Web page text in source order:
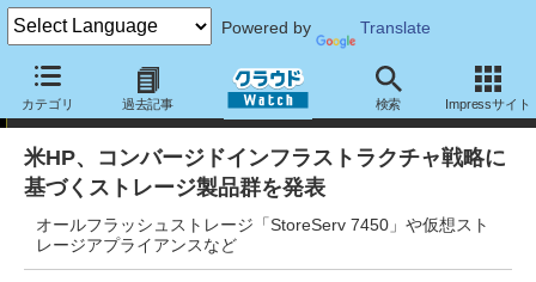
Powered by Translate
カテゴリ 過去記事 検索 Impressサイト
イベント
米HP、コンバージドインフラストラクチャ戦略に
基づくストレージ製品群を発表
オールフラッシュストレージ「StoreServ 7450」や仮想スト
レージアプライアンスなど